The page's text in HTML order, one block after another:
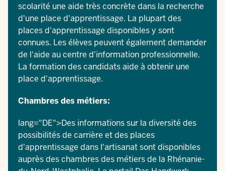
scolarité une aide très concrète dans la recherche
d'une place d'apprentissage. La plupart des
places d'apprentissage disponibles y sont
connues. Les élèves peuvent également demander
de l'aide au centre d'information professionnelle.
La formation des candidatsaide à obtenir une
place d'apprentissage.
Chambres des métiers:
lang="DE">Des informations sur la diversité des
possibilités de carrière et des places
d'apprentissage dans l'artisanat sont disponibles
auprès des chambres des métiers de la Rhénanie-